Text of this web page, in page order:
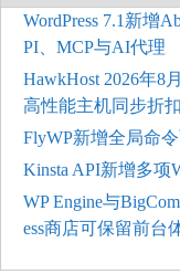
WordPress 7.1新增
PI、MCP与AI代理
HawkHost 2026年8
高性能主机同步折扣
FlyWP新增全局命
Kinsta API新增多项
WP Engine与
ess商店可保留前台